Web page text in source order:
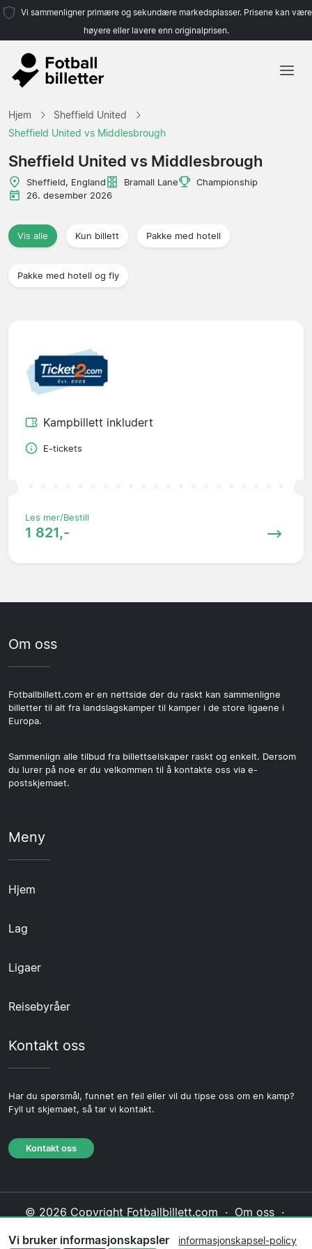
Vi sammenligner primære og sekundære markedsplasser. Prisene kan være
høyere eller lavere enn originalprisen.
Lag
Ligaer
Reisebyråer
Hjem
Sheffield United
Sheffield United vs Middlesbrough
Sheffield United vs Middlesbrough
Sheffield, England Bramall Lane
Championship
26. desember 2026
Vis alle Kun billett Pakke med hotell
Pakke med hotell og fly
Kampbillett inkludert
E-tickets
Les mer/Bestill
1 821,-
Om oss
Fotballbillett.com er en nettside der du raskt kan sammenligne
billetter til alt fra landslagskamper til kamper i de store ligaene i
Europa.
Sammenlign alle tilbud fra billettselskaper raskt og enkelt. Dersom
du lurer på noe er du velkommen til å kontakte oss via e-
postskjemaet.
Meny
Hjem
Lag
Ligaer
Reisebyråer
Kontakt oss
Har du spørsmål, funnet en feil eller vil du tipse oss om en kamp?
Fyll ut skjemaet, så tar vi kontakt.
Kontakt oss
© 2026 Copyright Fotballbillett.com · Om oss·
Informasjonskapsel-policy·Redaksjonell policy
Vi bruker informasjonskapsler informasjonskapsel-policy